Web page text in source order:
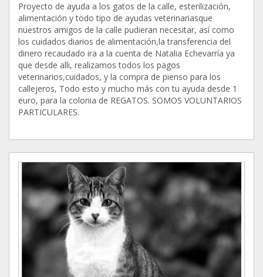
Proyecto de ayuda a los gatos de la calle, esterilización,
alimentación y todo tipo de ayudas veterinariasque
nuestros amigos de la calle pudieran necesitar, así como
los cuidados diarios de alimentación,la transferencia del
dinero recaudado ira a la cuenta de Natalia Echevarría ya
que desde alli, realizamos todos los pagos
veterinarios,cuidados, y la compra de pienso para los
callejeros, Todo esto y mucho más con tu ayuda desde 1
euro, para la colonia de REGATOS. SOMOS VOLUNTARIOS
PARTICULARES.